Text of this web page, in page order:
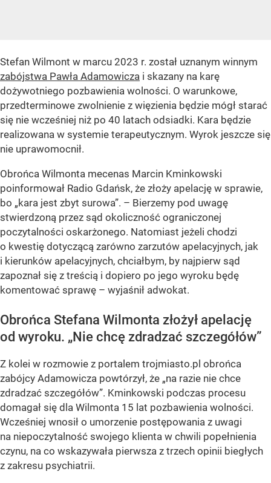
Stefan Wilmont w marcu 2023 r. został uznanym winnym
zabójstwa Pawła Adamowicza i skazany na karę
dożywotniego pozbawienia wolności. O warunkowe,
przedterminowe zwolnienie z więzienia będzie mógł starać
się nie wcześniej niż po 40 latach odsiadki. Kara będzie
realizowana w systemie terapeutycznym. Wyrok jeszcze się
nie uprawomocnił.
Obrońca Wilmonta mecenas Marcin Kminkowski
poinformował Radio Gdańsk, że złoży apelację w sprawie,
bo „kara jest zbyt surowa”. – Bierzemy pod uwagę
stwierdzoną przez sąd okoliczność ograniczonej
poczytalności oskarżonego. Natomiast jeżeli chodzi
o kwestię dotyczącą zarówno zarzutów apelacyjnych, jak
i kierunków apelacyjnych, chciałbym, by najpierw sąd
zapoznał się z treścią i dopiero po jego wyroku będę
komentować sprawę – wyjaśnił adwokat.
Obrońca Stefana Wilmonta złożył apelację
od wyroku. „Nie chcę zdradzać szczegółów”
Z kolei w rozmowie z portalem trojmiasto.pl obrońca
zabójcy Adamowicza powtórzył, że „na razie nie chce
zdradzać szczegółów”. Kminkowski podczas procesu
domagał się dla Wilmonta 15 lat pozbawienia wolności.
Wcześniej wnosił o umorzenie postępowania z uwagi
na niepoczytalność swojego klienta w chwili popełnienia
czynu, na co wskazywała pierwsza z trzech opinii biegłych
z zakresu psychiatrii.